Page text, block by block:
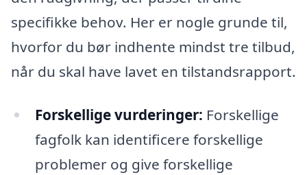
specifikke behov. Her er nogle grunde til,
hvorfor du bør indhente mindst tre tilbud,
når du skal have lavet en tilstandsrapport.
Forskellige vurderinger: Forskellige
fagfolk kan identificere forskellige
problemer og give forskellige